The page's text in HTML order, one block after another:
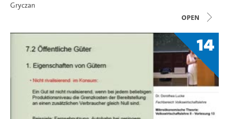
Gryczan
open
14